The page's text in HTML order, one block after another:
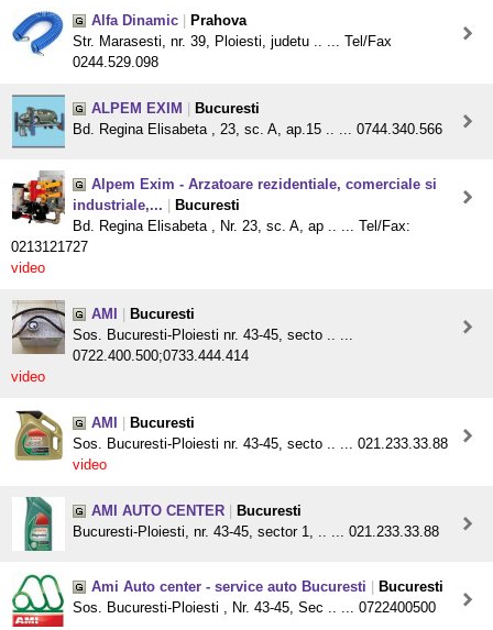
Alfa Dinamic
Prahova
Str. Marasesti, nr. 39, Ploiesti, judetu .. ... Tel/Fax
0244.529.098
ALPEM EXIM
Bucuresti
Bd. Regina Elisabeta , 23, sc. A, ap.15 .. ... 0744.340.566
Alpem Exim - Arzatoare rezidentiale, comerciale si
industriale,...
Bucuresti
Bd. Regina Elisabeta , Nr. 23, sc. A, ap .. ... Tel/Fax:
0213121727
video
AMI
Bucuresti
Sos. Bucuresti-Ploiesti nr. 43-45, secto .. ...
0722.400.500;0733.444.414
video
AMI
Bucuresti
Sos. Bucuresti-Ploiesti nr. 43-45, secto .. ... 021.233.33.88
video
AMI AUTO CENTER
Bucuresti
Bucuresti-Ploiesti, nr. 43-45, sector 1, .. ... 021.233.33.88
Ami Auto center - service auto Bucuresti
Bucuresti
Sos. Bucuresti-Ploiesti , Nr. 43-45, Sec .. ... 0722400500